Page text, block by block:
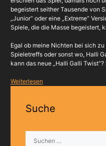
begeistert seither Tausende von
„Junior“ oder eine „Extreme“
Spiele, die die Masse begeistert,
Egal ob meine Nichten bei sich
Spieletreffs oder sonst wo, Halli
kann das neue „Halli Galli
Weiterlesen
Suche
nach: